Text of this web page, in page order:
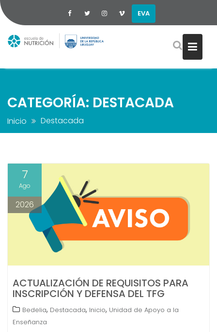
EVA
CATEGORÍA: DESTACADA
Inicio Destacada
7
Ago
2026
ACTUALIZACIÓN DE REQUISITOS PARA
INSCRIPCIÓN Y DEFENSA DEL TFG
Bedelia, Destacada, Inicio, Unidad de Apoyo a la
Enseñanza